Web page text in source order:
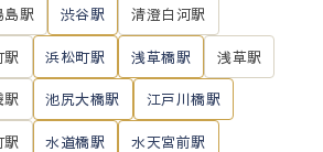
島駅 渋谷駅 清澄白河駅
駅 浜松町駅 浅草橋駅 浅草駅
駅 池尻大橋駅 江戸川橋駅
駅 水道橋駅 水天宮前駅